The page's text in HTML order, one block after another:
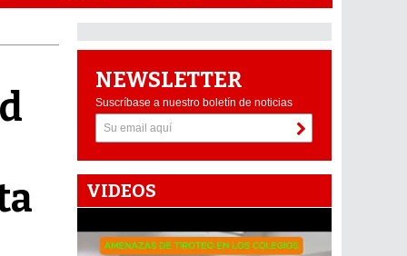
NEWSLETTER
Suscríbase a nuestro boletín de noticias
VIDEOS